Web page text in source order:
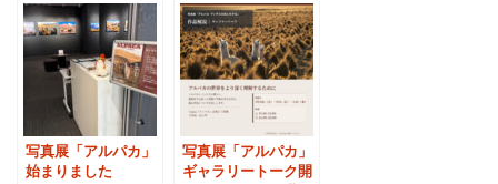
とうございました
写真展「アルパカ」
始まりました
写真展「アルパカ」
ギャラリートーク開